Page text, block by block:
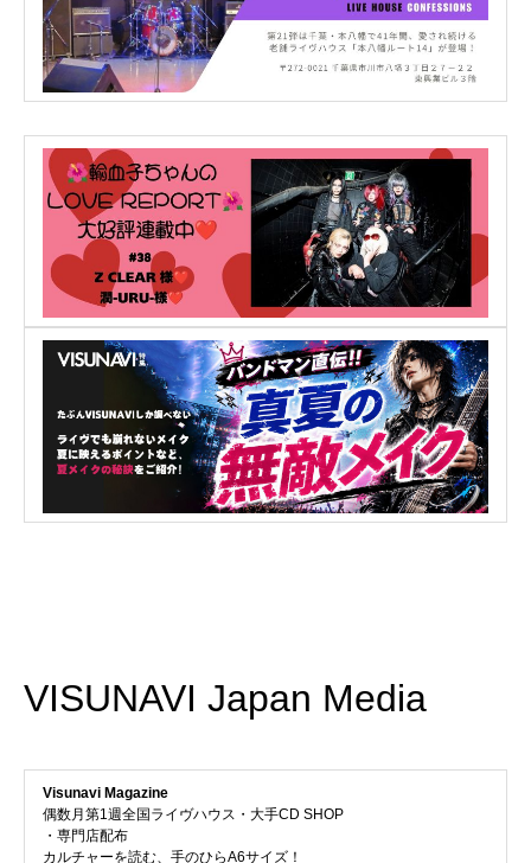
VISUNAVI Japan Media
Visunavi Magazine
偶数月第1週全国ライヴハウス・大手CD SHOP
・専門店配布
カルチャーを読む、手のひらA6サイズ！